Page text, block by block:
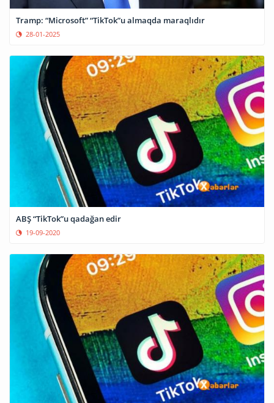
Tramp: “Microsoft” “TikTok”u almaqda maraqlıdır
28-01-2025
ABŞ “TikTok”u qadağan edir
19-09-2020